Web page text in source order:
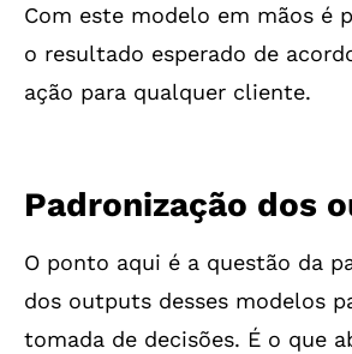
Com este modelo em mãos é
o resultado esperado de
ação para qualquer cliente.
Padronização dos
O ponto aqui é a questão da
dos outputs desses modelos
tomada de decisões. É o que